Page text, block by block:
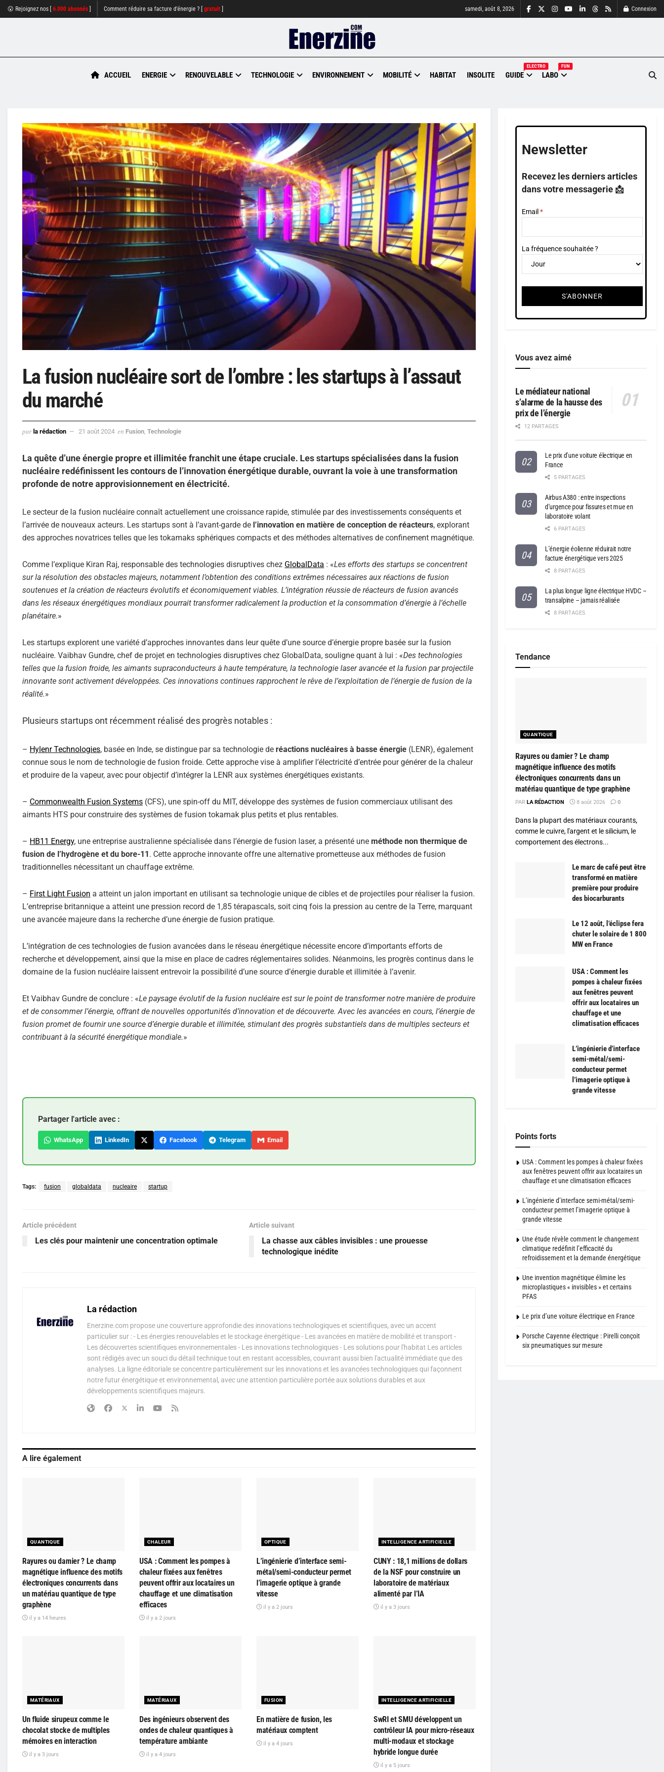
😮 Rejoignez nos [ 6.000 abonnés Comment réduire sa facture d'énergie ? [ gratuit samedi, août 8, 2026 Connexion
ACCUEIL ENERGIE RENOUVELABLE TECHNOLOGIE ENVIRONNEMENT MOBILITÉ HABITAT INSOLITE GUIDE
ELECTRO
LABO
FUN
La fusion nucléaire sort de l’ombre : les startups à l’assaut
du marché
par la rédaction 21 août 2024 en Fusion Technologie
La quête d’une énergie propre et illimitée franchit une étape cruciale. Les startups spécialisées dans la fusion
nucléaire redéfinissent les contours de l’innovation énergétique durable, ouvrant la voie à une transformation
profonde de notre approvisionnement en électricité.
Le secteur de la fusion nucléaire connaît actuellement une croissance rapide, stimulée par des investissements conséquents et
l’arrivée de nouveaux acteurs. Les startups sont à l’avant-garde de l’innovation en matière de conception de réacteurs, explorant
des approches novatrices telles que les tokamaks sphériques compacts et des méthodes alternatives de confinement magnétique.
Comme l’explique Kiran Raj, responsable des technologies disruptives chez GlobalData : «Les efforts des startups se concentrent
sur la résolution des obstacles majeurs, notamment l’obtention des conditions extrêmes nécessaires aux réactions de fusion
soutenues et la création de réacteurs évolutifs et économiquement viables. L’intégration réussie de réacteurs de fusion avancés
dans les réseaux énergétiques mondiaux pourrait transformer radicalement la production et la consommation d’énergie à l’échelle
planétaire.»
Les startups explorent une variété d’approches innovantes dans leur quête d’une source d’énergie propre basée sur la fusion
nucléaire. Vaibhav Gundre, chef de projet en technologies disruptives chez GlobalData, souligne quant à lui : «Des technologies
telles que la fusion froide, les aimants supraconducteurs à haute température, la technologie laser avancée et la fusion par projectile
innovante sont activement développées. Ces innovations continues rapprochent le rêve de l’exploitation de l’énergie de fusion de la
réalité.»
Plusieurs startups ont récemment réalisé des progrès notables :
– Hylenr Technologies, basée en Inde, se distingue par sa technologie de réactions nucléaires à basse énergie (LENR), également
connue sous le nom de technologie de fusion froide. Cette approche vise à amplifier l’électricité d’entrée pour générer de la chaleur
et produire de la vapeur, avec pour objectif d’intégrer la LENR aux systèmes énergétiques existants.
– Commonwealth Fusion Systems (CFS), une spin-off du MIT, développe des systèmes de fusion commerciaux utilisant des
aimants HTS pour construire des systèmes de fusion tokamak plus petits et plus rentables.
– HB11 Energy, une entreprise australienne spécialisée dans l’énergie de fusion laser, a présenté une méthode non thermique de
fusion de l’hydrogène et du bore-11. Cette approche innovante offre une alternative prometteuse aux méthodes de fusion
traditionnelles nécessitant un chauffage extrême.
– First Light Fusion a atteint un jalon important en utilisant sa technologie unique de cibles et de projectiles pour réaliser la fusion.
L’entreprise britannique a atteint une pression record de 1,85 térapascals, soit cinq fois la pression au centre de la Terre, marquant
une avancée majeure dans la recherche d’une énergie de fusion pratique.
L’intégration de ces technologies de fusion avancées dans le réseau énergétique nécessite encore d’importants efforts de
recherche et développement, ainsi que la mise en place de cadres réglementaires solides. Néanmoins, les progrès continus dans le
domaine de la fusion nucléaire laissent entrevoir la possibilité d’une source d’énergie durable et illimitée à l’avenir.
Et Vaibhav Gundre de conclure : «Le paysage évolutif de la fusion nucléaire est sur le point de transformer notre manière de produire
et de consommer l’énergie, offrant de nouvelles opportunités d’innovation et de découverte. Avec les avancées en cours, l’énergie de
fusion promet de fournir une source d’énergie durable et illimitée, stimulant des progrès substantiels dans de multiples secteurs et
contribuant à la sécurité énergétique mondiale.»
Partager l'article avec :
WhatsApp LinkedIn Facebook Telegram Email
Tags: fusion globaldata nucleaire startup
Article précédent
Les clés pour maintenir une concentration optimale
Article suivant
La chasse aux câbles invisibles : une prouesse
technologique inédite
La rédaction
Enerzine.com propose une couverture approfondie des innovations technologiques et scientifiques, avec un accent
particulier sur : - Les énergies renouvelables et le stockage énergétique - Les avancées en matière de mobilité et transport -
Les découvertes scientifiques environnementales - Les innovations technologiques - Les solutions pour l'habitat Les articles
sont rédigés avec un souci du détail technique tout en restant accessibles, couvrant aussi bien l'actualité immédiate que des
analyses. La ligne éditoriale se concentre particulièrement sur les innovations et les avancées technologiques qui façonnent
notre futur énergétique et environnemental, avec une attention particulière portée aux solutions durables et aux
développements scientifiques majeurs.
A lire également
QUANTIQUE
Rayures ou damier ? Le champ
magnétique influence des motifs
électroniques concurrents dans
un matériau quantique de type
graphène
il y a 14 heures
CHALEUR
USA : Comment les pompes à
chaleur fixées aux fenêtres
peuvent offrir aux locataires un
chauffage et une climatisation
efficaces
il y a 2 jours
OPTIQUE
L’ingénierie d’interface semi-
métal/semi-conducteur permet
l’imagerie optique à grande
vitesse
il y a 2 jours
INTELLIGENCE ARTIFICIELLE
CUNY : 18,1 millions de dollars
de la NSF pour construire un
laboratoire de matériaux
alimenté par l’IA
il y a 3 jours
MATÉRIAUX
Un fluide sirupeux comme le
chocolat stocke de multiples
mémoires en interaction
il y a 3 jours
MATÉRIAUX
Des ingénieurs observent des
ondes de chaleur quantiques à
température ambiante
il y a 4 jours
FUSION
En matière de fusion, les
matériaux comptent
il y a 4 jours
INTELLIGENCE ARTIFICIELLE
SwRI et SMU développent un
contrôleur IA pour micro-réseaux
multi-modaux et stockage
hybride longue durée
il y a 5 jours
Newsletter
Recevez les derniers articles
dans votre messagerie 📩
Email
La fréquence souhaitée ?
Vous avez aimé
Le médiateur national
s’alarme de la hausse des
prix de l’énergie
12 PARTAGES
Le prix d’une voiture électrique en
France
5 PARTAGES
Airbus A380 : entre inspections
d’urgence pour fissures et mue en
laboratoire volant
6 PARTAGES
L’énergie éolienne réduirait notre
facture énergétique vers 2025
8 PARTAGES
La plus longue ligne électrique HVDC –
transalpine – jamais réalisée
8 PARTAGES
Tendance
QUANTIQUE
Rayures ou damier ? Le champ
magnétique influence des motifs
électroniques concurrents dans un
matériau quantique de type graphène
PAR LA RÉDACTION 8 août 2026 0
Dans la plupart des matériaux courants,
comme le cuivre, l'argent et le silicium, le
comportement des électrons...
Le marc de café peut être
transformé en matière
première pour produire
des biocarburants
Le 12 août, l’éclipse fera
chuter le solaire de 1 800
MW en France
USA : Comment les
pompes à chaleur fixées
aux fenêtres peuvent
offrir aux locataires un
chauffage et une
climatisation efficaces
L’ingénierie d’interface
semi-métal/semi-
conducteur permet
l’imagerie optique à
grande vitesse
Points forts
USA : Comment les pompes à chaleur fixées
aux fenêtres peuvent offrir aux locataires un
chauffage et une climatisation efficaces
L’ingénierie d’interface semi-métal/semi-
conducteur permet l’imagerie optique à
grande vitesse
Une étude révèle comment le changement
climatique redéfinit l’efficacité du
refroidissement et la demande énergétique
Une invention magnétique élimine les
microplastiques « invisibles » et certains
PFAS
Le prix d’une voiture électrique en France
Porsche Cayenne électrique : Pirelli conçoit
six pneumatiques sur mesure